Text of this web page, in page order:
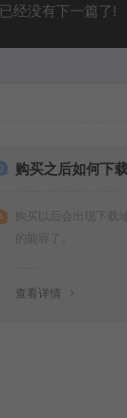
已经没有下一篇了!
购买之后如何下
购买以后会出现下
的能容了。
查看详情